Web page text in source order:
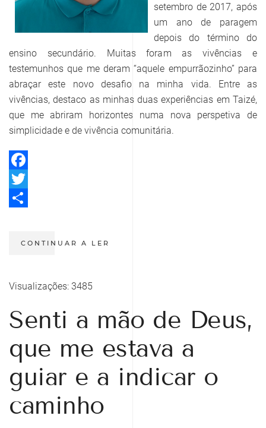
setembro de 2017, após
um ano de paragem
depois do término do
ensino secundário. Muitas foram as vivências e
testemunhos que me deram “aquele empurrãozinho” para
abraçar este novo desafio na minha vida. Entre as
vivências, destaco as minhas duas experiências em Taizé,
que me abriram horizontes numa nova perspetiva de
simplicidade e de vivência comunitária.
Facebook
Twitter
CONTINUAR A LER
Visualizações: 3485
Senti a mão de Deus,
que me estava a
guiar e a indicar o
caminho